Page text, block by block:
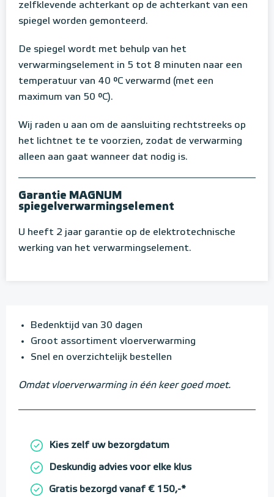
zelfklevende achterkant op de achterkant van een
spiegel worden gemonteerd.
De spiegel wordt met behulp van het
verwarmingselement in 5 tot 8 minuten naar een
temperatuur van 40 °C verwarmd (met een
maximum van 50 °C).
Wij raden u aan om de aansluiting rechtstreeks op
het lichtnet te te voorzien, zodat de verwarming
alleen aan gaat wanneer dat nodig is.
Garantie MAGNUM
spiegelverwarmingselement
U heeft 2 jaar garantie op de elektrotechnische
werking van het verwarmingselement.
Bedenktijd van 30 dagen
Groot assortiment vloerverwarming
Snel en overzichtelijk bestellen
Omdat vloerverwarming in één keer goed moet.
Kies zelf uw bezorgdatum
Deskundig advies voor elke klus
Gratis bezorgd vanaf € 150,-*